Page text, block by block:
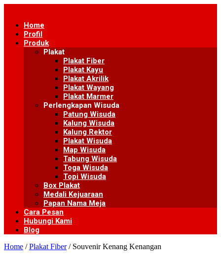
contentHome
Profil
Produk
Plakat
Plakat Fiber
Plakat Kayu
Plakat Akrilik
Plakat Wayang
Plakat Marmer
Perlengkapan Wisuda
Patung Wisuda
Kalung Wisuda
Kalung Rektor
Plakat Wisuda
Map Wisuda
Tabung Wisuda
Toga Wisuda
Topi Wisuda
Box Plakat
Medali Kejuaraan
Papan Nama Meja
Cara Pesan
Hubungi Kami
Blog
Home /Plakat Fiber/ Souvenir Kenang Kenangan